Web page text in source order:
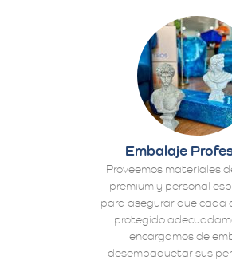
Embalaje
Proveemos materiales
premium y personal
para asegurar que cada
protegido
encargamos de
desempaquetar sus